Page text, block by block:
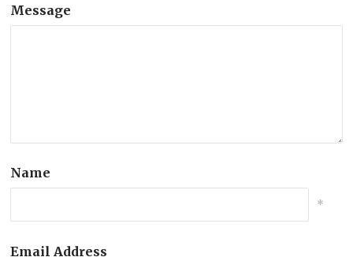
Message
Name
*
Email Address